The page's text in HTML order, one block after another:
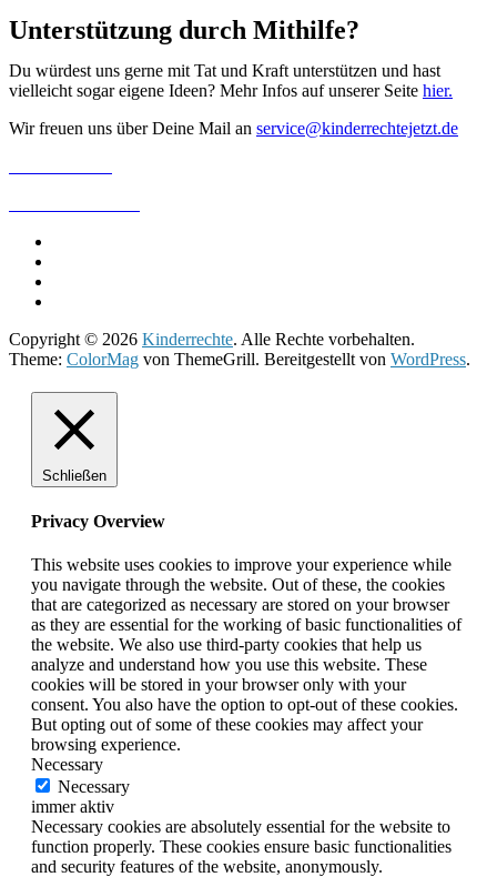
Unterstützung durch Mithilfe?
Du würdest uns gerne mit Tat und Kraft unterstützen und hast
vielleicht sogar eigene Ideen? Mehr Infos auf unserer Seite hier.
Wir freuen uns über Deine Mail an service@kinderrechtejetzt.de
Copyright © 2026 Kinderrechte. Alle Rechte vorbehalten.
Theme: ColorMag von ThemeGrill. Bereitgestellt von WordPress.
Schließen
Privacy Overview
This website uses cookies to improve your experience while
you navigate through the website. Out of these, the cookies
that are categorized as necessary are stored on your browser
as they are essential for the working of basic functionalities of
the website. We also use third-party cookies that help us
analyze and understand how you use this website. These
cookies will be stored in your browser only with your
consent. You also have the option to opt-out of these cookies.
But opting out of some of these cookies may affect your
browsing experience.
Necessary
Necessary
immer aktiv
Necessary cookies are absolutely essential for the website to
function properly. These cookies ensure basic functionalities
and security features of the website, anonymously.